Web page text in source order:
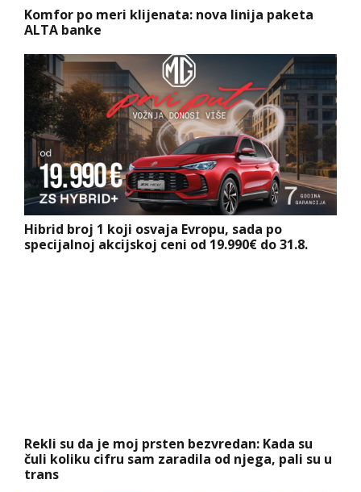
Komfor po meri klijenata: nova linija paketa
ALTA banke
Hibrid broj 1 koji osvaja Evropu, sada po
specijalnoj akcijskoj ceni od 19.990€ do 31.8.
Rekli su da je moj prsten bezvredan: Kada su
čuli koliku cifru sam zaradila od njega, pali su u
trans